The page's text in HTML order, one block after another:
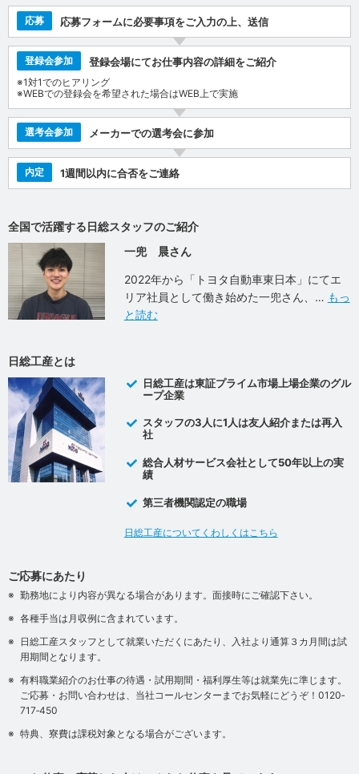
応募 応募フォームに必要事項をご入力の上、送信
登録会参加 登録会場にてお仕事内容の詳細をご紹介
※1対1でのヒアリング
※WEBでの登録会を希望された場合はWEB上で実施
選考会参加 メーカーでの選考会に参加
内定 1週間以内に合否をご連絡
全国で活躍する日総スタッフのご紹介
一兜 晨さん
2022年から「トヨタ自動車東日本」にてエ
リア社員として働き始めた一兜さん、
もっ
と読む
日総工産とは
日総工産は東証プライム市場上場企業のグル
ープ企業
スタッフの3人に1人は友人紹介または再入
社
総合人材サービス会社として50年以上の実
績
第三者機関認定の職場
日総工産についてくわしくはこちら
ご応募にあたり
勤務地により内容が異なる場合があります。面接時にご確認下さい。
各種手当は月収例に含まれています。
日総工産スタッフとして就業いただくにあたり、入社より通算３カ月間は試
用期間となります。
有料職業紹介のお仕事の待遇・試用期間・福利厚生等は就業先に準じます。
ご応募・お問い合わせは、当社コールセンターまでお気軽にどうぞ！0120‐
717‐450
特典、寮費は課税対象となる場合がございます。